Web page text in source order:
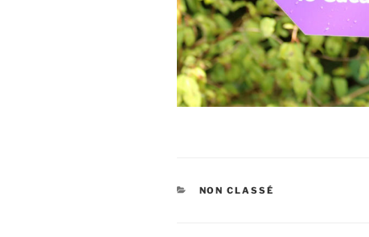
CATÉGORIES
NON CLASSÉ